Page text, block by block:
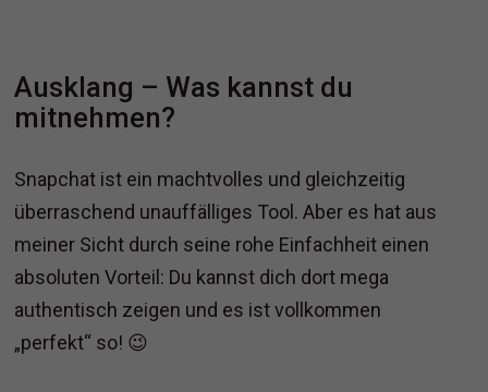
Ausklang – Was kannst du
mitnehmen?
Snapchat ist ein machtvolles und gleichzeitig
überraschend unauffälliges Tool. Aber es hat aus
meiner Sicht durch seine rohe Einfachheit einen
absoluten Vorteil: Du kannst dich dort mega
authentisch zeigen und es ist vollkommen
„perfekt“ so! 😉